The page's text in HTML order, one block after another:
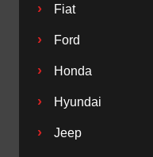
› Fiat
› Ford
› Honda
› Hyundai
› Jeep